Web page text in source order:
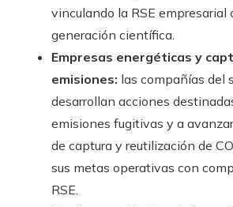
vinculando la RSE empresarial
generación científica.
Empresas energéticas y
emisiones: las compañías del
desarrollan acciones
emisiones fugitivas y a
de captura y reutilización de
sus metas operativas con
RSE.